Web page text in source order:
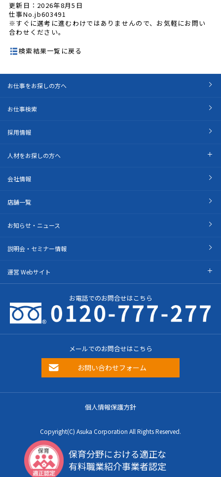
更新日：2026年8月5日
仕事No.jb603491
※すぐに選考に進むわけではありませんので、お気軽にお問い
合わせください。
検索結果一覧に戻る
お仕事をお探しの方へ
お仕事検索
採用情報
人材をお探しの方へ
会社情報
店舗一覧
お知らせ・ニュース
説明会・セミナー情報
運営 Webサイト
お電話でのお問合せはこちら
メールでのお問合せはこちら
お問い合わせフォーム
個人情報保護方針
Copyright(C) Asuka Corporation All Rights Reserved.
保育分野における適正な
有料職業紹介事業者認定